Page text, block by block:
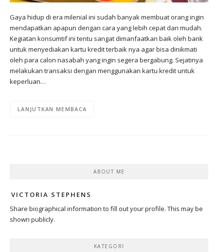
Gaya hidup di era milenial ini sudah banyak membuat orang ingin
mendapatkan apapun dengan cara yang lebih cepat dan mudah.
Kegiatan konsumtif ini tentu sangat dimanfaatkan baik oleh bank
untuk menyediakan kartu kredit terbaik nya agar bisa dinikmati
oleh para calon nasabah yang ingin segera bergabung. Sejatinya
melakukan transaksi dengan menggunakan kartu kredit untuk
keperluan…
LANJUTKAN MEMBACA
ABOUT ME
VICTORIA STEPHENS
Share biographical information to fill out your profile. This may be
shown publicly.
KATEGORI